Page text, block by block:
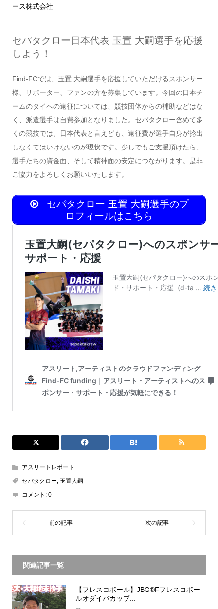
ース株式会社
セパタクロー日本代表 玉置 大嗣選手を応援
しよう！
Find-FCでは、玉置 大嗣選手を応援していただけるスポンサー
様、サポーター、ファンの方を募集しています。今回の日本チ
ームのタイへの遠征については、競技団体からの補助などはな
く、派遣選手は自費参加となりました。セパタクロー含めて多
くの競技では、日本代表と言えども、遠征費が選手自身が捻出
しなくてはいけないのが現状です。少しでもご支援頂けたら、
選手たちの資金面、そして精神面の安定につながります。是非
ご協力をよろしくお願いいたします。
セパタクロー 玉置 大嗣選手のプ
ロフィールはこちら
アスリートレポート
セパタクロー 玉置大嗣
コメント: 0
関連記事一覧
【フレスコボール】JBG®Fフレスコボー
ルオダイバカップ...